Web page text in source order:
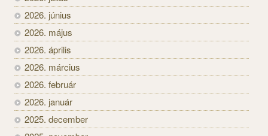
2026. június
2026. május
2026. április
2026. március
2026. február
2026. január
2025. december